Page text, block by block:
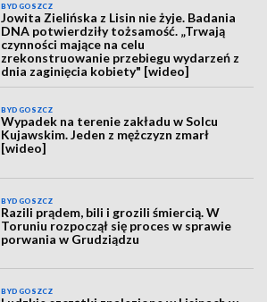
BYDGOSZCZ
Jowita Zielińska z Lisin nie żyje. Badania
DNA potwierdziły tożsamość. „Trwają
czynności mające na celu
zrekonstruowanie przebiegu wydarzeń z
dnia zaginięcia kobiety" [wideo]
BYDGOSZCZ
Wypadek na terenie zakładu w Solcu
Kujawskim. Jeden z mężczyzn zmarł
[wideo]
BYDGOSZCZ
Razili prądem, bili i grozili śmiercią. W
Toruniu rozpoczął się proces w sprawie
porwania w Grudziądzu
BYDGOSZCZ